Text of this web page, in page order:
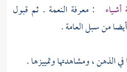
: معرفة النعمة . ثم قبول
من سبل العامة .
الذهن ، ومشاهدتها وتمييزها .